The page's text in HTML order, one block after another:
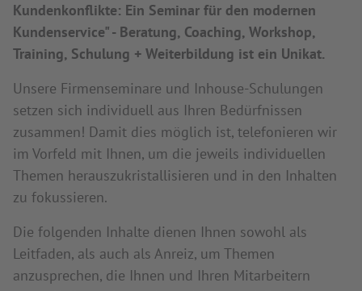
Kundenkonflikte: Ein Seminar für den modernen
Kundenservice" - Beratung, Coaching, Workshop,
Training, Schulung + Weiterbildung ist ein Unikat.
Unsere Firmenseminare und Inhouse-Schulungen
setzen sich individuell aus Ihren Bedürfnissen
zusammen! Damit dies möglich ist, telefonieren wir
im Vorfeld mit Ihnen, um die jeweils individuellen
Themen herauszukristallisieren und in den Inhalten
zu fokussieren.
Die folgenden Inhalte dienen Ihnen sowohl als
Leitfaden, als auch als Anreiz, um Themen
anzusprechen, die Ihnen und Ihren Mitarbeitern